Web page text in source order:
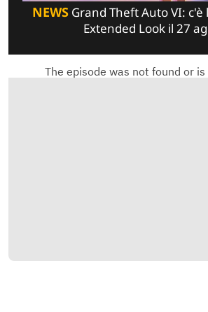
NEWS Grand Theft Auto VI: c'è
Extended Look il 27